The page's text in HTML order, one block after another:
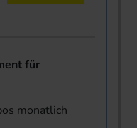
für
monatlich